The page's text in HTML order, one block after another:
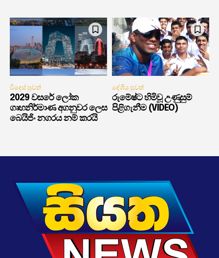
විදෙස් පුවත්
2029 වසරේ ලෝක
ගෘහනිර්මාණ අගනුවර ලෙස
බෙයිජිං නගරය නම් කරයි
දේශීය පුවත්
රුමේෂ්ට හිමිවූ උණුසුම්
පිළිගැනීම (VIDEO)